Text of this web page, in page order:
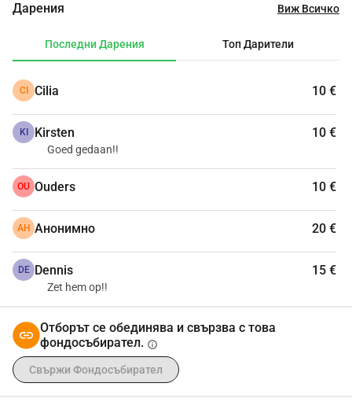
Искаш ли да ни подкрепиш?
Тогава дари сега!
Екип Huidzorg Houten
Дарения Виж Всичко
Последни Дарения Топ Дарители
CI Cilia 10 €
KI Kirsten 10 €
Goed gedaan!!
OU Ouders 10 €
АН Анонимно 20 €
DE Dennis 15 €
Zet hem op!!
Отборът се обединява и свързва с това
фондосъбирател. info
Свържи Фондосъбирател